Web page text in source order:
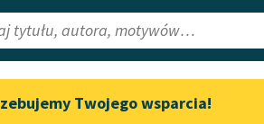
Aktualności
Twojego wsparcia!